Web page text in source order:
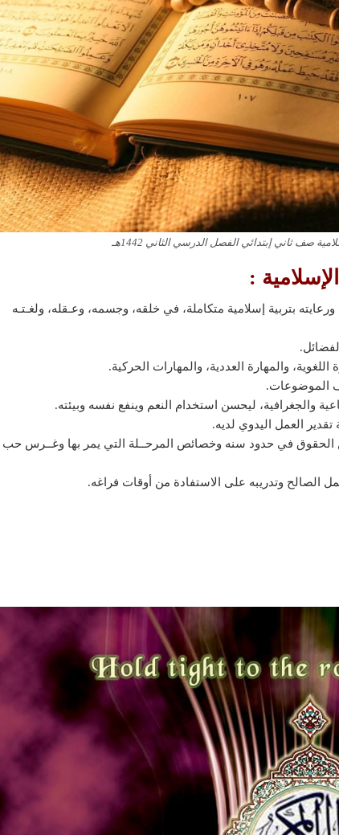
صف ثاني إبتدائي الفصل الدرسي الثاني 1442هـ
:
بتربية إسلامية متكاملة، في خلقه، وجسمه، وعـقله، ولغـتـه
والمهارة العددية، والمهارات الحركية.
الموضوعات.
والجغرافية، ليحسن استخدام النعم وينفع نفسه وبيئته.
تقدير العمل اليدوي لديه.
الحقوق في حدود سنه وخصائص المرحــلة التي يمر بها وغــرس حب
الصالح وتدريبه على الاستفادة من أوقات فراغه.